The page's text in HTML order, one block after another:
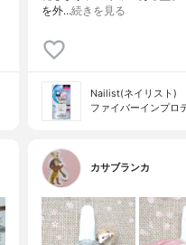
を外…続きを見る
Nailist(ネイリスト)
ファイバーイン​プロ
カサブランカ